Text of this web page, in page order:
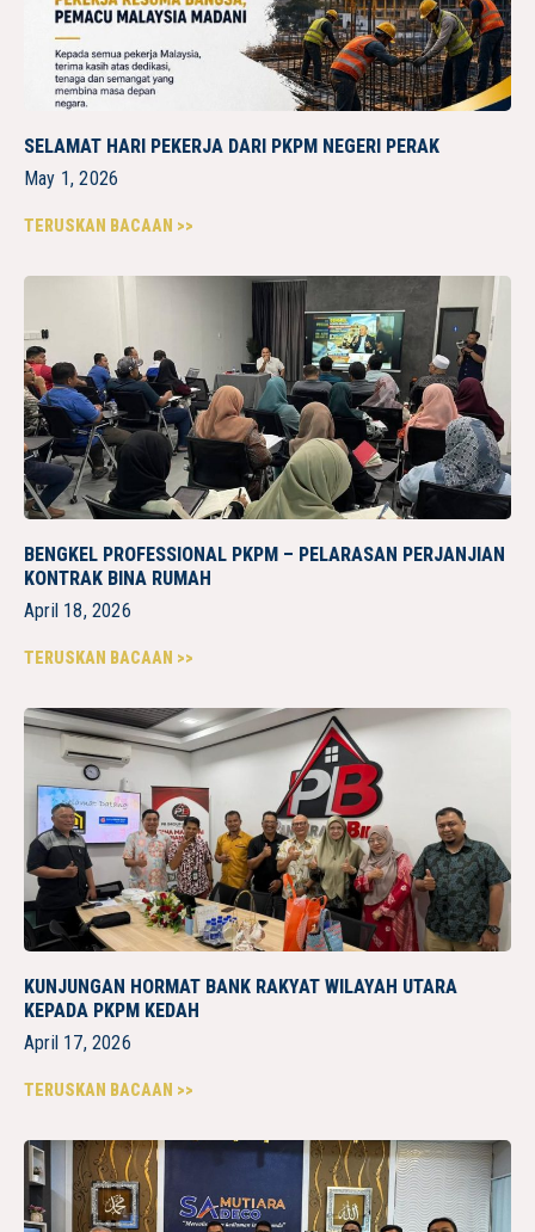
SELAMAT HARI PEKERJA DARI PKPM NEGERI PERAK
May 1, 2026
TERUSKAN BACAAN >>
BENGKEL PROFESSIONAL PKPM – PELARASAN PERJANJIAN
KONTRAK BINA RUMAH
April 18, 2026
TERUSKAN BACAAN >>
KUNJUNGAN HORMAT BANK RAKYAT WILAYAH UTARA
KEPADA PKPM KEDAH
April 17, 2026
TERUSKAN BACAAN >>